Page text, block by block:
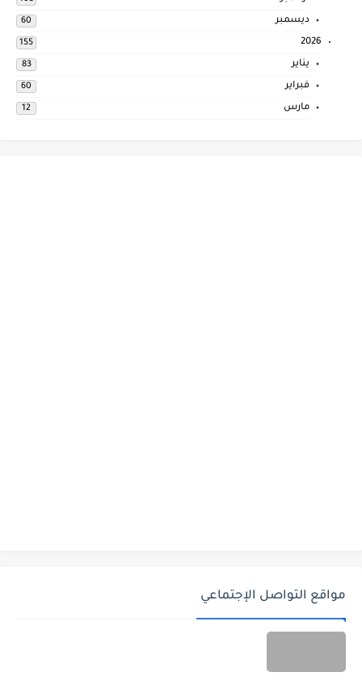
ديسمبر 60
2026
155
يناير 83
فبراير 60
مارس 12
مواقع التواصل الإجتماعي